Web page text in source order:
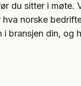
du sitter i møte.
norske
i bransjen din, og